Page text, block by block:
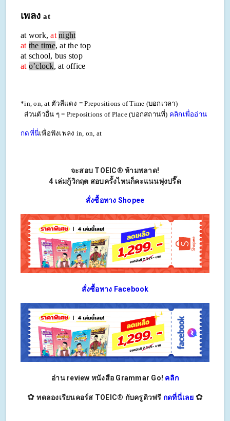
เพลงat
at work,at night
at the time, at the top
at school, bus stop
at o’clock, at office
*in, on, at ตัวสีแดง = Prepositions of Time (บอกเวลา)
ส่วนตัวอื่น ๆ = Prepositions of Place (บอกสถานที่) คลิกเพื่ออ่าน
กดที่นี่เพื่อฟังเพลง in, on, at
จะสอบ TOEIC®ห้ามพลาด!
4 เล่มกู้วิกฤต สอบครั้งไหนก็คะแนนพุ่งปรี๊ด
สั่งซื้อทาง Shopee
สั่งซื้อทาง Facebook
อ่าน review หนังสือ Grammar Go! คลิก
✿ทดลองเรียนคอร์ส TOEIC® กับครูดิวฟรี กดที่นี่เลย ✿